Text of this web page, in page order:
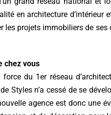
en architecture d’intérieur
les projets immobiliers de
chez vous
du 1er réseau
Styles n’a cessé de se
agence est donc une